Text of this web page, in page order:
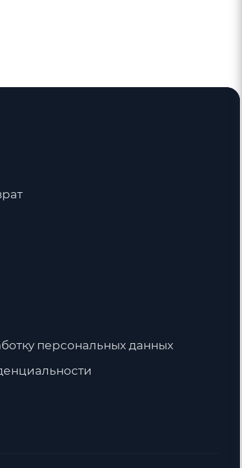
воздуховодов. Менеджер
лишних разрывов в
персональных данных